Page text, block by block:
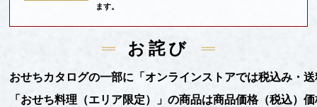
ます。
お詫び
おせちカタログの一部に「オンラインストアでは税込み・
「おせち料理（エリア限定）」の商品は商品価格（税込）